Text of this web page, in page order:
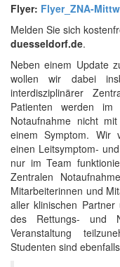
Flyer: Flyer_ZNA-
Melden Sie sich
duesseldorf.de.
Neben einem Update
wollen wir dabei
interdisziplinärer
Patienten werden
Notaufnahme nicht
einem Symptom. Wir
einen Leitsymptom-
nur im Team
Zentralen
Mitarbeiterinnen und
aller klinischen
des Rettungs- und
Veranstaltung
Studenten sind